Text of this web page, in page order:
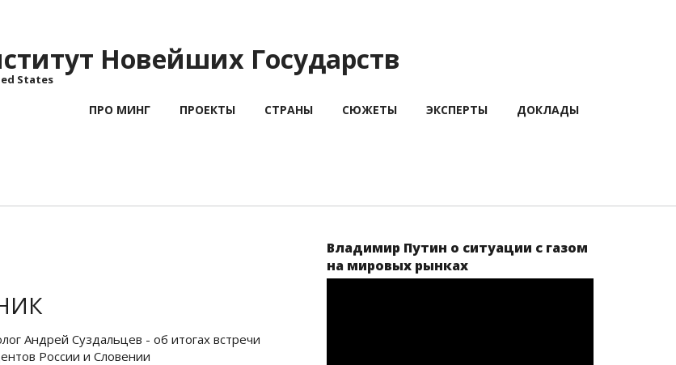
Новейших Государств
States
ПРО МИНГ ПРОЕКТЫ СТРАНЫ СЮЖЕТЫ ЭКСПЕРТЫ ДОКЛАДЫ
Андрей Суздальцев - об итогах встречи
России и Словении
Владимир Путин о ситуации с газом
на мировых рынках